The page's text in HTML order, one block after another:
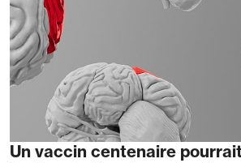
Un vaccin centenaire